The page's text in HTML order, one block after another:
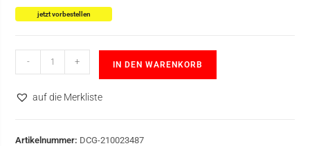
jetzt vorbestellen
- + IN DEN WARENKORB
auf die Merkliste
Artikelnummer: DCG-210023487